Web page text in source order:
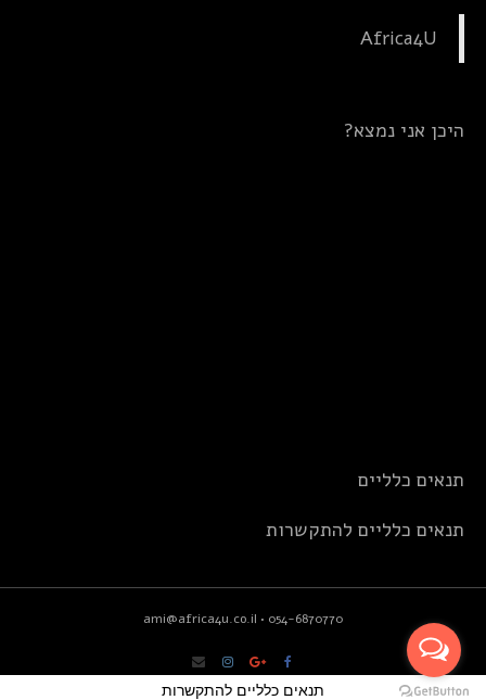
Africa4U
היכן אני נמצא?
תנאים כלליים
תנאים כלליים להתקשרות
054-6870770
•
ami@africa4u.co.il
תנאים כלליים להתקשרות